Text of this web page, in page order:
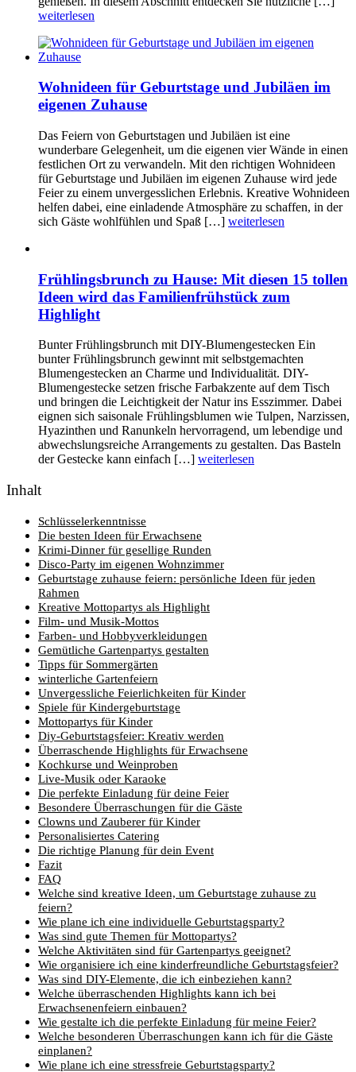
weiterlesen
Wohnideen für Geburtstage und Jubiläen im
eigenen Zuhause
Das Feiern von Geburtstagen und Jubiläen ist eine
wunderbare Gelegenheit, um die eigenen vier Wände in einen
festlichen Ort zu verwandeln. Mit den richtigen Wohnideen
für Geburtstage und Jubiläen im eigenen Zuhause wird jede
Feier zu einem unvergesslichen Erlebnis. Kreative Wohnideen
helfen dabei, eine einladende Atmosphäre zu schaffen, in der
sich Gäste wohlfühlen und Spaß […] weiterlesen
Frühlingsbrunch zu Hause: Mit diesen 15 tollen
Ideen wird das Familienfrühstück zum
Highlight
Bunter Frühlingsbrunch mit DIY-Blumengestecken Ein
bunter Frühlingsbrunch gewinnt mit selbstgemachten
Blumengestecken an Charme und Individualität. DIY-
Blumengestecke setzen frische Farbakzente auf dem Tisch
und bringen die Leichtigkeit der Natur ins Esszimmer. Dabei
eignen sich saisonale Frühlingsblumen wie Tulpen, Narzissen,
Hyazinthen und Ranunkeln hervorragend, um lebendige und
abwechslungsreiche Arrangements zu gestalten. Das Basteln
der Gestecke kann einfach […] weiterlesen
Inhalt
Schlüsselerkenntnisse
Die besten Ideen für Erwachsene
Krimi-Dinner für gesellige Runden
Disco-Party im eigenen Wohnzimmer
Geburtstage zuhause feiern: persönliche Ideen für jeden
Rahmen
Kreative Mottopartys als Highlight
Film- und Musik-Mottos
Farben- und Hobbyverkleidungen
Gemütliche Gartenpartys gestalten
Tipps für Sommergärten
winterliche Gartenfeiern
Unvergessliche Feierlichkeiten für Kinder
Spiele für Kindergeburtstage
Mottopartys für Kinder
Diy-Geburtstagsfeier: Kreativ werden
Überraschende Highlights für Erwachsene
Kochkurse und Weinproben
Live-Musik oder Karaoke
Die perfekte Einladung für deine Feier
Besondere Überraschungen für die Gäste
Clowns und Zauberer für Kinder
Personalisiertes Catering
Die richtige Planung für dein Event
Fazit
FAQ
Welche sind kreative Ideen, um Geburtstage zuhause zu
feiern?
Wie plane ich eine individuelle Geburtstagsparty?
Was sind gute Themen für Mottopartys?
Welche Aktivitäten sind für Gartenpartys geeignet?
Wie organisiere ich eine kinderfreundliche Geburtstagsfeier?
Was sind DIY-Elemente, die ich einbeziehen kann?
Welche überraschenden Highlights kann ich bei
Erwachsenenfeiern einbauen?
Wie gestalte ich die perfekte Einladung für meine Feier?
Welche besonderen Überraschungen kann ich für die Gäste
einplanen?
Wie plane ich eine stressfreie Geburtstagsparty?